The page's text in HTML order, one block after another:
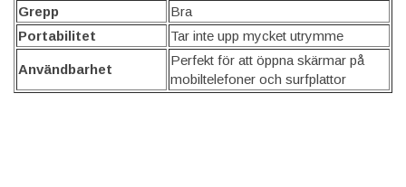
Grepp
Bra
Portabilitet
Tar inte upp mycket utrymme
Användbarhet
Perfekt för att öppna skärmar på
mobiltelefoner och surfplattor